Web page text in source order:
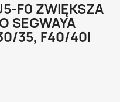
F0 ZWIĘKSZA
SEGWAYA
35, F40/40I